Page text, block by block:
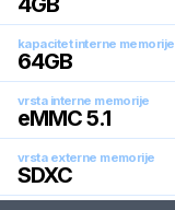
kapacitet interne memorije
64GB
vrsta interne memorije
eMMC 5.1
vrsta externe memorije
SDXC